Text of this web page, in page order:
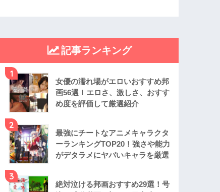
記事ランキング
1
女優の濡れ場がエロいおすすめ邦
画56選！エロさ、激しさ、おすす
め度を評価して厳選紹介
2
最強にチートなアニメキャラクタ
ーランキングTOP20！強さや能力
がデタラメにヤバいキャラを厳選
3
絶対泣ける邦画おすすめ29選！号